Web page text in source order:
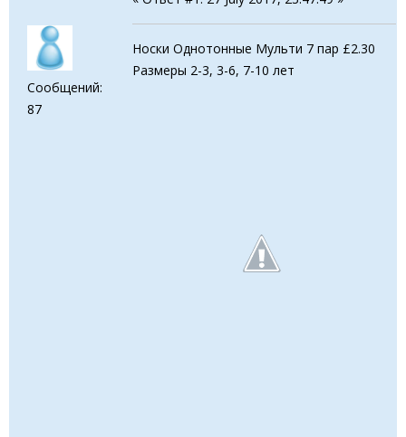
Сообщений:
87
Носки Однотонные Мульти 7 пар £2.30
Размеры 2-3, 3-6, 7-10 лет